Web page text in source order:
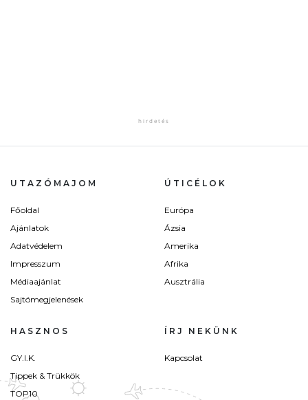
UTAZÓMAJOM
Főoldal
Ajánlatok
Adatvédelem
Impresszum
Médiaajánlat
Sajtómegjelenések
ÚTICÉLOK
Európa
Ázsia
Amerika
Afrika
Ausztrália
HASZNOS
GY.I.K.
Tippek & Trükkök
TOP10
ÍRJ NEKÜNK
Kapcsolat